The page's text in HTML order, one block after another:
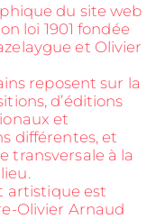
du site web
loi 1901 fondée
et Olivier
reposent sur la
d’éditions
et
différentes, et
transversale à la
artistique est
Olivier Arnaud